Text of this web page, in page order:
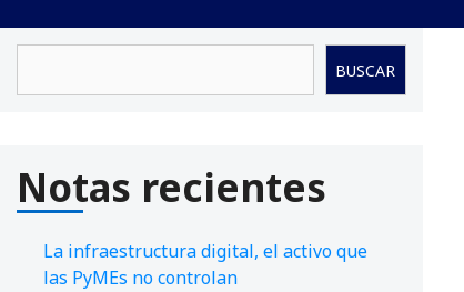
BUSCAR
Notas recientes
La infraestructura digital, el activo que
las PyMEs no controlan